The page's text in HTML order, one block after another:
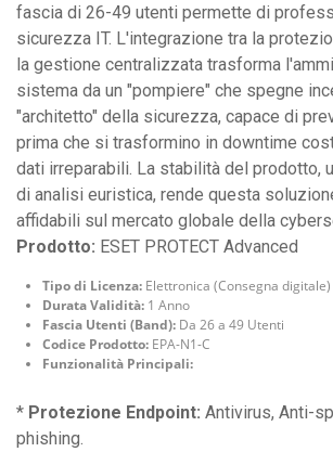
fascia di 26-49 utenti permette di
sicurezza IT. L'integrazione tra la
la gestione centralizzata trasforma
sistema da un "pompiere" che spegne
"architetto" della sicurezza, capace di
prima che si trasformino in downtime
dati irreparabili. La stabilità del prodotto,
di analisi euristica, rende questa
affidabili sul mercato globale della
Prodotto: ESET PROTECT Advanced
Tipo di Licenza: Elettronica (Consegna digitale)
Durata Validità: 1 Anno
Fascia Utenti (Band): Da 26 a 49 Utenti
Codice Prodotto: EPA-N1-C
Funzionalità Principali:
* Protezione Endpoint: Antivirus, Anti-
phishing.